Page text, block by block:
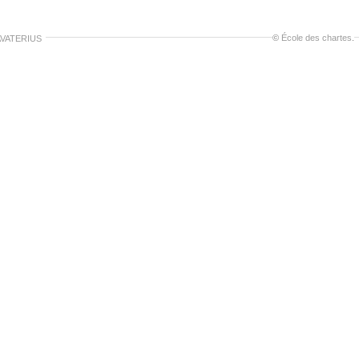
© École des chartes